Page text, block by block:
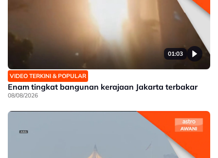
01:03
VIDEO TERKINI & POPULAR
Enam tingkat bangunan kerajaan Jakarta terbakar
08/08/2026